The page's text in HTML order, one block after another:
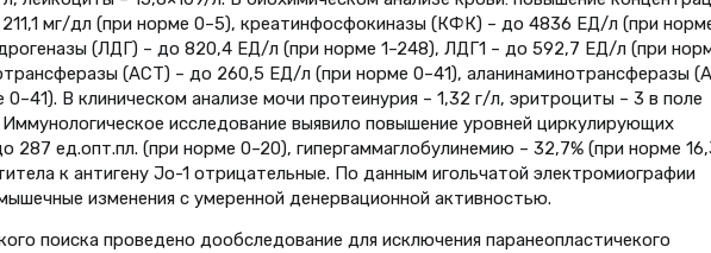
мг/дл (при норме 0–5), креатинфосфокиназы (КФК) – до 4836 ЕД/л (при
(ЛДГ) – до 820,4 ЕД/л (при норме 1–248), ЛДГ1 – до 592,7 ЕД/л (при
(АСТ) – до 260,5 ЕД/л (при норме 0–41), аланинаминотрансферазы
В клиническом анализе мочи протеинурия – 1,32 г/л, эритроциты – 3 в поле
исследование выявило повышение уровней циркулирующих
287 ед.опт.пл. (при норме 0–20), гипергаммаглобулинемию – 32,7% (при норме
к антигену Jo-1 отрицательные. По данным игольчатой электромиографии
изменения с умеренной денервационной активностью.
поиска проведено дообследование для исключения паранеопластичекого